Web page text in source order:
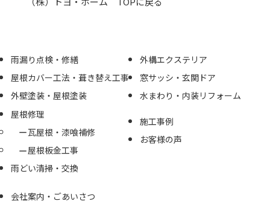
雨漏り点検・修繕
屋根カバー工法・葺き替え工事
外壁塗装・屋根塗装
屋根修理
瓦屋根・漆喰補修
屋根板金工事
雨どい清掃・交換
外構エクステリア
窓サッシ・玄関ドア
水まわり・内装リフォーム
施工事例
お客様の声
会社案内・ごあいさつ